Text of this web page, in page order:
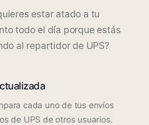
estar atado a tu
todo el día porque estás
al repartidor de UPS?
cada uno de tus envíos
de UPS de otros usuarios.